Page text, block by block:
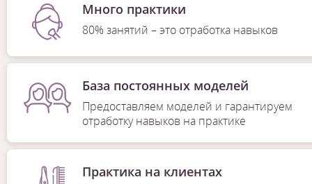
Много практики
80% занятий – это отработка навыков
База постоянных моделей
Предоставляем моделей и гарантируем
отработку навыков на практике
Практика на клиентах